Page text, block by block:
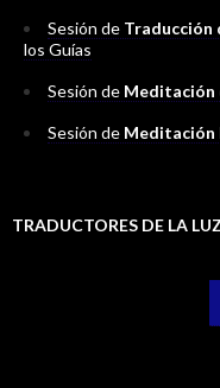
Sesión de Traducción
los Guías
Sesión de Meditación
Sesión de Meditación
TRADUCTORES DE LA